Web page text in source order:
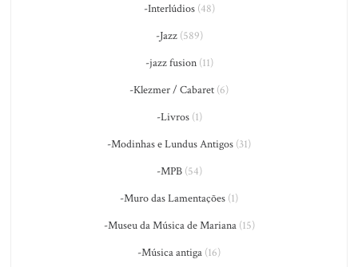
-Interlúdios(48)
-Jazz(589)
-jazz fusion(11)
-Klezmer / Cabaret (6)
-Livros(1)
-Modinhas e Lundus Antigos (31)
-MPB(54)
-Muro das Lamentações (1)
-Museu da Música de Mariana(15)
-Música antiga (16)